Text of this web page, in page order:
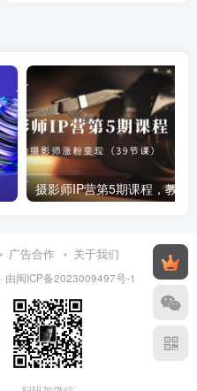
广告合作 关于我们
· 由闽ICP备2023009497号-1